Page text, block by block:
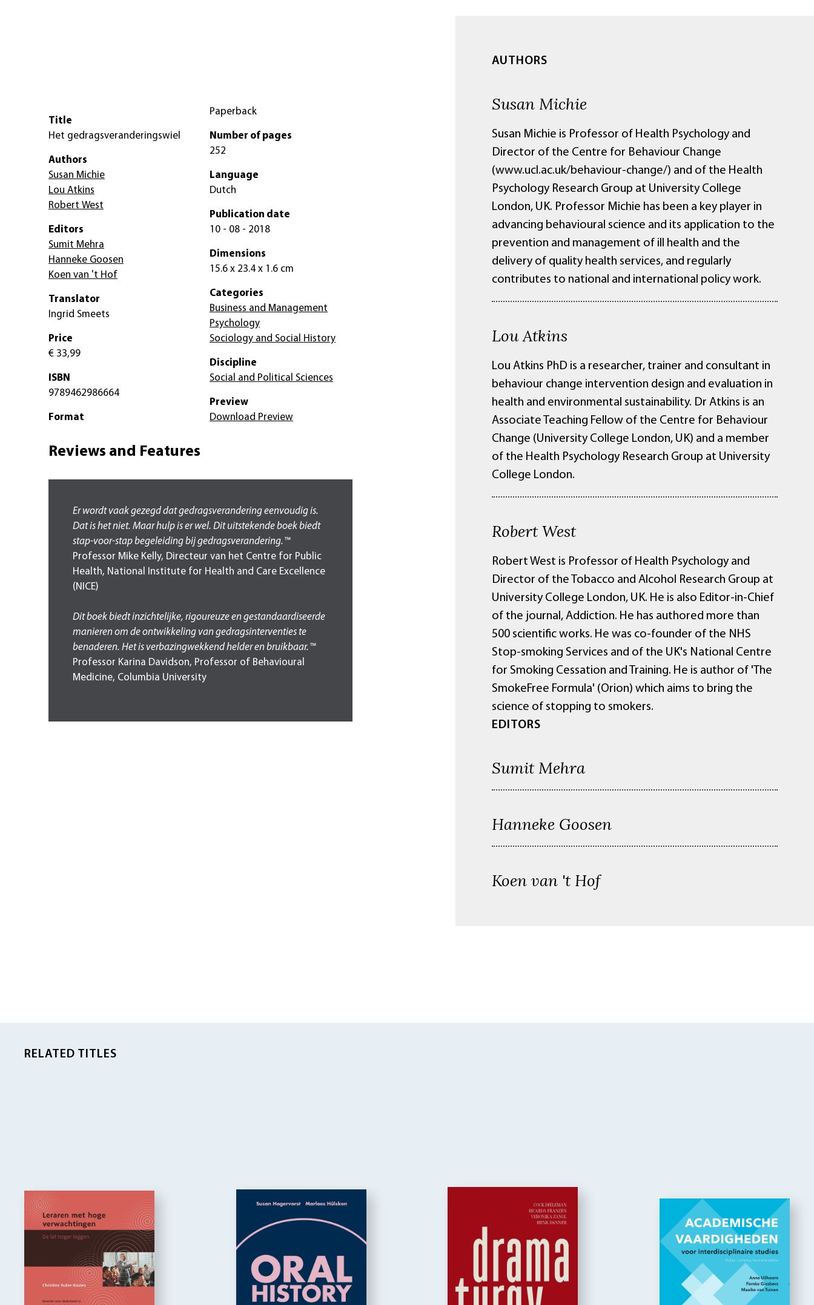
AUTHORS
Susan Michie
Susan Michie is Professor of Health Psychology and
Director of the Centre for Behaviour Change
(www.ucl.ac.uk/behaviour-change/) and of the Health
Psychology Research Group at University College
London, UK. Professor Michie has been a key player in
advancing behavioural science and its application to the
prevention and management of ill health and the
delivery of quality health services, and regularly
contributes to national and international policy work.
Lou Atkins
Lou Atkins PhD is a researcher, trainer and consultant in
behaviour change intervention design and evaluation in
health and environmental sustainability. Dr Atkins is an
Associate Teaching Fellow of the Centre for Behaviour
Change (University College London, UK) and a member
of the Health Psychology Research Group at University
College London.
Robert West
Robert West is Professor of Health Psychology and
Director of the Tobacco and Alcohol Research Group at
University College London, UK. He is also Editor-in-Chief
of the journal, Addiction. He has authored more than
500 scientific works. He was co-founder of the NHS
Stop-smoking Services and of the UK's National Centre
for Smoking Cessation and Training. He is author of 'The
SmokeFree Formula' (Orion) which aims to bring the
science of stopping to smokers.
EDITORS
Sumit Mehra
Hanneke Goosen
Koen van 't Hof
Title
Het gedragsveranderingswiel
Authors
Susan Michie
Lou Atkins
Robert West
Editors
Sumit Mehra
Hanneke Goosen
Koen van 't Hof
Translator
Ingrid Smeets
Price
€ 33,99
ISBN
9789462986664
Format
Paperback
Number of pages
252
Language
Dutch
Publication date
10 - 08 - 2018
Dimensions
15.6 x 23.4 x 1.6 cm
Categories
Business and Management
Psychology
Sociology and Social History
Discipline
Social and Political Sciences
Preview
Download Preview
Reviews and Features
Er wordt vaak gezegd dat gedragsverandering eenvoudig is.
Dat is het niet. Maar hulp is er wel. Dit uitstekende boek biedt
stap-voor-stap begeleiding bij gedragsverandering.™
Professor Mike Kelly, Directeur van het Centre for Public
Health, National Institute for Health and Care Excellence
(NICE)
Dit boek biedt inzichtelijke, rigoureuze en gestandaardiseerde
manieren om de ontwikkeling van gedragsinterventies te
benaderen. Het is verbazingwekkend helder en bruikbaar.™
Professor Karina Davidson, Professor of Behavioural
Medicine, Columbia University
RELATED TITLES